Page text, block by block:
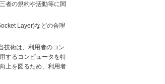
者の規約や活動等に関
Layer)などの合理
技術は、利用者のコン
するコンピュータを特
上を図るため、利用者